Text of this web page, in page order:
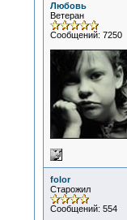
Любовь
Ветеран
Сообщений: 7250
folor
Старожил
Сообщений: 554